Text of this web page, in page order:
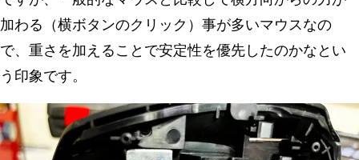
加わる（横ボタンのクリック）事が多いマウスなの
で、重さを加えることで安定性を優先したのかなとい
う印象です。